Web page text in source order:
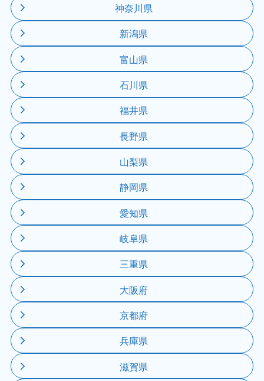
神奈川県
新潟県
富山県
石川県
福井県
長野県
山梨県
静岡県
愛知県
岐阜県
三重県
大阪府
京都府
兵庫県
滋賀県